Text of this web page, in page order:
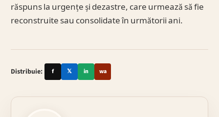
răspuns la urgențe și dezastre, care urmează să fie
reconstruite sau consolidate în următorii ani.
Distribuie: f 𝕏 in wa